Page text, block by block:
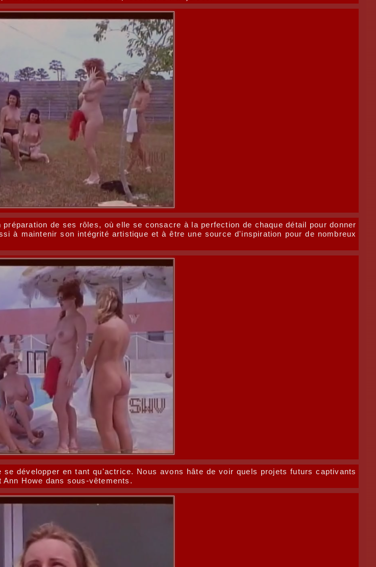
de ses rôles, où elle se consacre à la perfection de chaque détail pour donner
à maintenir son intégrité artistique et à être une source d'inspiration pour de nombreux
développer en tant qu'actrice. Nous avons hâte de voir quels projets futurs captivants
Howe dans sous-vêtements.